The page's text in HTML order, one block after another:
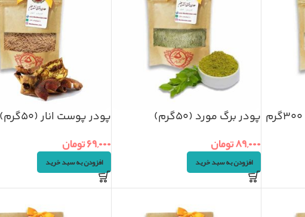
پودر برگ مورد (۵۰گرم)
۸۹,۰۰۰تومان
افزودن به سبد خرید
پودر پوست انار (۵۰گرم)
۶۹,۰۰۰تومان
افزودن به سبد خرید